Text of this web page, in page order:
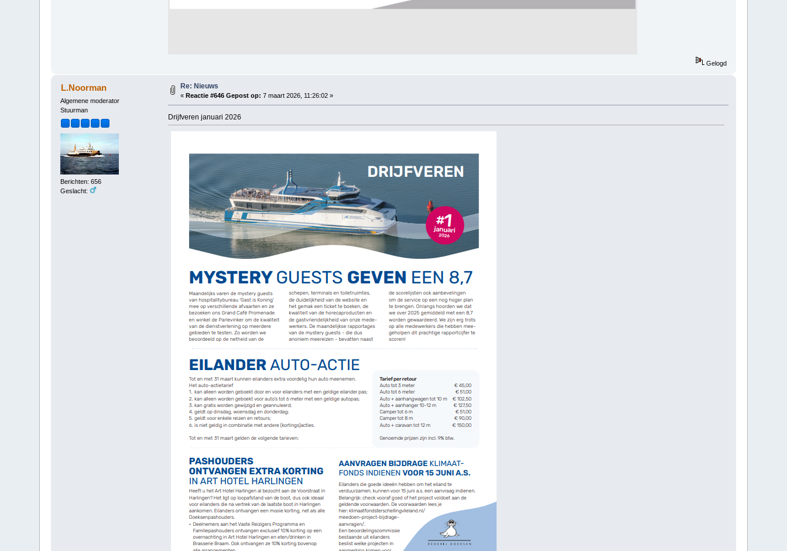
Gelogd
L.Noorman
Algemene moderator
Stuurman
Berichten: 656
Geslacht:
Re: Nieuws
« Reactie #646 Gepost op: 7 maart 2026, 11:26:02 »
Drijfveren januari 2026